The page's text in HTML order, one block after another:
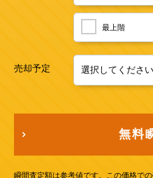
最上階
売却予定
無料
瞬間査定額は参考値です。この価格で